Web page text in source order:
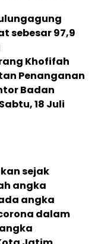
sebesar 97,9
Khofifah
Penanganan
Badan
18 Juli
sejak
angka
angka
dalam